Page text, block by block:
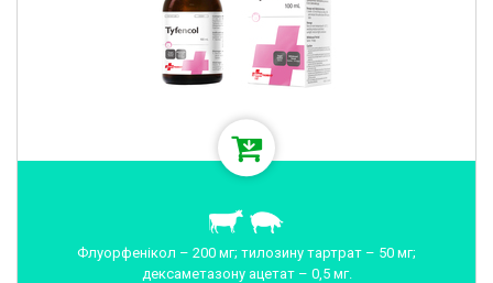
Флуорфенікол – 200 мг; тилозину тартрат – 50 мг;
дексаметазону ацетат – 0,5 мг.